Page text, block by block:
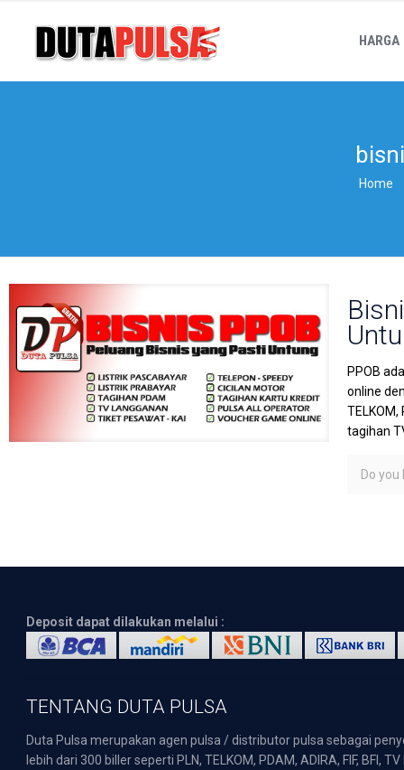
HARGA
Home
PPOB
online
tagihan
Do you
Deposit dapat dilakukan melalui :
TENTANG DUTA PULSA
Duta Pulsa merupakan agen pulsa / distributor pulsa sebagai
lebih dari 300 biller seperti PLN, TELKOM, PDAM, ADIRA, FIF,